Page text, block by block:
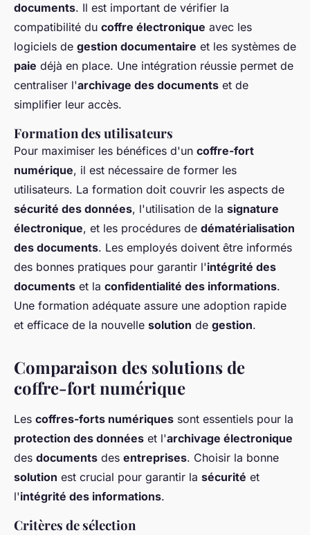
documents. Il est important de vérifier la
compatibilité du coffre électronique avec les
logiciels de gestion documentaire et les systèmes de
paie déjà en place. Une intégration réussie permet de
centraliser l'archivage des documents et de
simplifier leur accès.
Formation des utilisateurs
Pour maximiser les bénéfices d'un coffre-fort
numérique, il est nécessaire de former les
utilisateurs. La formation doit couvrir les aspects de
sécurité des données, l'utilisation de la signature
électronique, et les procédures de dématérialisation
des documents. Les employés doivent être informés
des bonnes pratiques pour garantir l'intégrité des
documents et la confidentialité des informations.
Une formation adéquate assure une adoption rapide
et efficace de la nouvelle solution de gestion.
Comparaison des solutions de
coffre-fort numérique
Les coffres-forts numériques sont essentiels pour la
protection des données et l'archivage électronique
des documents des entreprises. Choisir la bonne
solution est crucial pour garantir la sécurité et
l'intégrité des informations.
Critères de sélection